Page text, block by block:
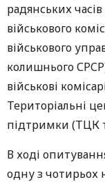
радянських
військового
військового
колишнього
військові
Територіальні
підтримки (ТЦК
В ході
одну з чотирьох